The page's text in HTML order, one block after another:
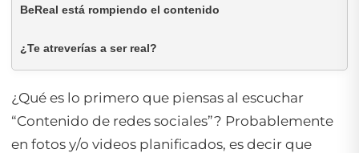
BeReal está rompiendo el contenido
¿Te atreverías a ser real?
¿Qué es lo primero que piensas al escuchar
“Contenido de redes sociales”? Probablemente
en fotos y/o videos planificados, es decir que